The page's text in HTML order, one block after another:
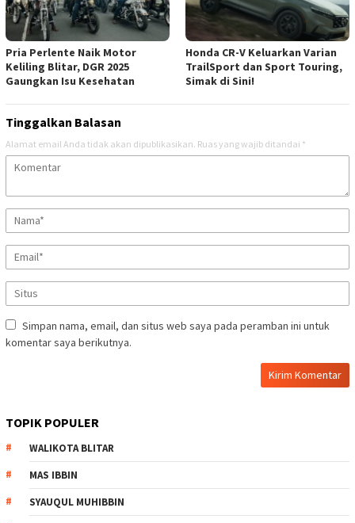
Pria Perlente Naik Motor
Keliling Blitar, DGR 2025
Gaungkan Isu Kesehatan
Honda CR-V Keluarkan Varian
TrailSport dan Sport Touring,
Simak di Sini!
Tinggalkan Balasan
Alamat email Anda tidak akan dipublikasikan. Ruas yang wajib ditandai *
Simpan nama, email, dan situs web saya pada peramban ini untuk
komentar saya berikutnya.
TOPIK POPULER
WALIKOTA BLITAR
MAS IBBIN
SYAUQUL MUHIBBIN